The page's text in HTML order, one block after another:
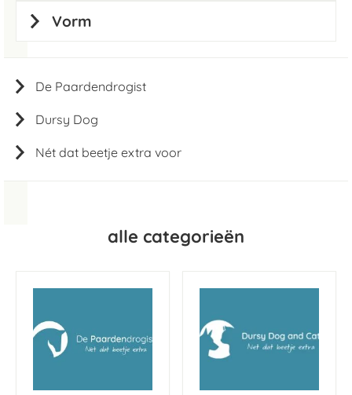
alle categorieën
De Paardendrogist
Dursy Dog
Nét dat beetje extra voor
Vorm